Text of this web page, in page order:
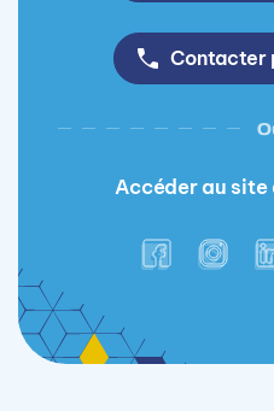
Contacter
Accéder au site